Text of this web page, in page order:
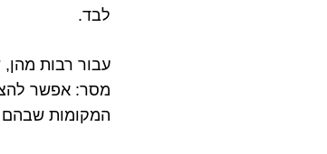
לבד.
עבור רבות
מסר: אפשר
המקומות שבהם